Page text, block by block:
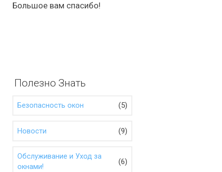
Большое вам спасибо!
Полезно Знать
Безопасность окон (5)
Новости (9)
Обслуживание и Уход за
окнами!
(6)